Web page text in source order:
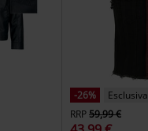
-26%
Esclusiva
RRP59,99 €